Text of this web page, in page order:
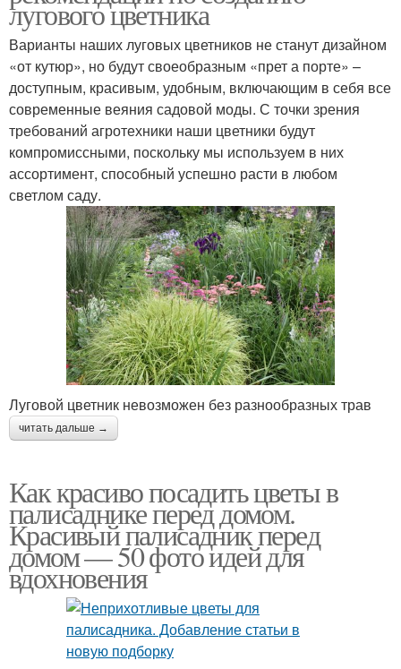
лугового цветника
Варианты наших луговых цветников не станут дизайном
«от кутюр», но будут своеобразным «прет а порте» –
доступным, красивым, удобным, включающим в себя все
современные веяния садовой моды. С точки зрения
требований агротехники наши цветники будут
компромиссными, поскольку мы используем в них
ассортимент, способный успешно расти в любом
светлом саду.
Луговой цветник невозможен без разнообразных трав
читать дальше →
Как красиво посадить цветы в
палисаднике перед домом.
Красивый палисадник перед
домом — 50 фото идей для
вдохновения